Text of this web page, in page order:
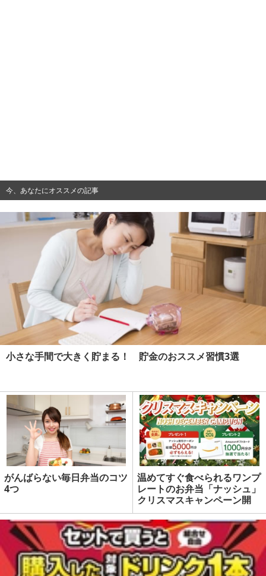
今、あなたにオススメの記事
小さな手間で大きく貯まる！ 貯金のおススメ習慣3選
がんばらない毎日弁当のコツ
4つ
温めてすぐ食べられるワンプ
レートのお弁当「ナッシュ」
クリスマスキャンペーン開
始 ご新規さまに割引クーポ
ン、クイズに答えてアマギフ
| マネーの達人